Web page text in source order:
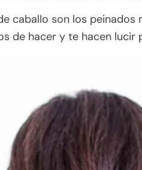
caballo son los
de hacer y te hacen lucir